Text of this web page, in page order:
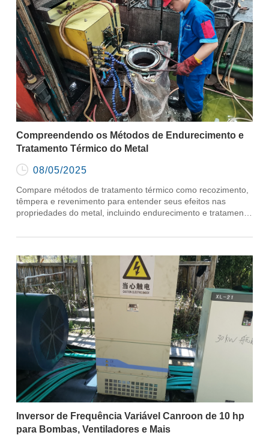
Compreendendo os Métodos de Endurecimento e
Tratamento Térmico do Metal
 08/05/2025
Compare métodos de tratamento térmico como recozimento,
têmpera e revenimento para entender seus efeitos nas
propriedades do metal, incluindo endurecimento e tratamento
Inversor de Frequência Variável Canroon de 10 hp
para Bombas, Ventiladores e Mais